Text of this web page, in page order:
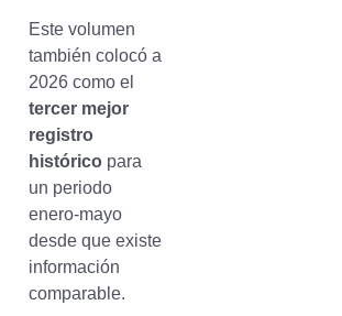
Este volumen
también colocó a
2026 como el
tercer mejor
registro
históricopara
un periodo
enero-mayo
desde que existe
información
comparable.